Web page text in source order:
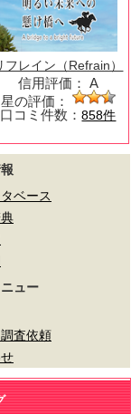
フレイン（Refrain）
信用評価： A
星の評価：
口コミ件数：858件
ベース
ュー
査依頼